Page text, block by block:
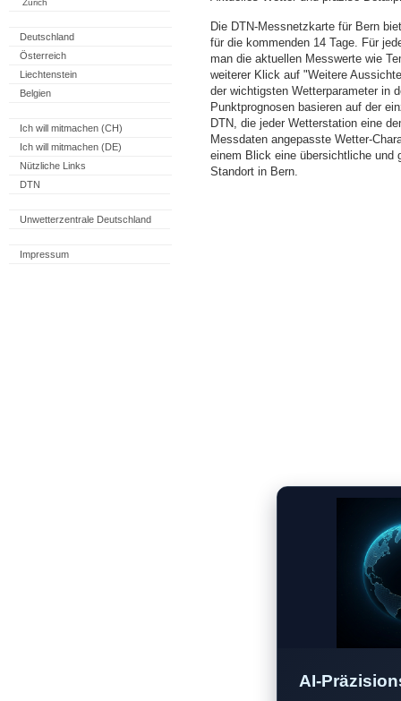
Zürich
Deutschland
Österreich
Liechtenstein
Belgien
Ich will mitmachen (CH)
Ich will mitmachen (DE)
Nützliche Links
DTN
Unwetterzentrale Deutschland
Impressum
Die DTN-Messnetzkarte für Bern
für die kommenden 14 Tage. Für
man die aktuellen Messwerte wie
weiterer Klick auf "Weitere
der wichtigsten Wetterparameter in
Punktprognosen basieren auf der
DTN, die jeder Wetterstation eine
Messdaten angepasste Wetter-
einem Blick eine übersichtliche und
Standort in Bern.
AI-